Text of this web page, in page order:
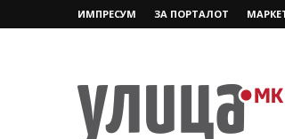
ИМПРЕСУМ ЗА ПОРТАЛОТ